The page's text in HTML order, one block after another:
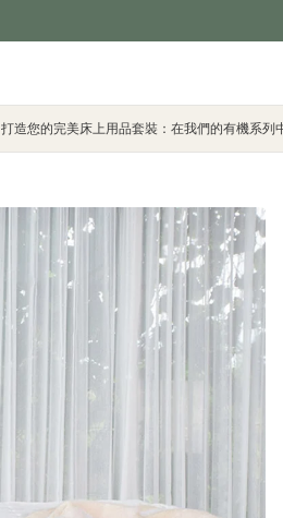
打造您的完美床上用品套裝：在我們的有機系列